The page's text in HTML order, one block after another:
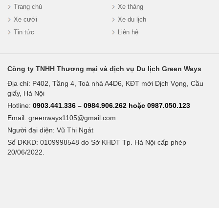
Trang chủ
Xe tháng
Xe cưới
Xe du lịch
Tin tức
Liên hệ
Công ty TNHH Thương mại và dịch vụ Du lịch Green Ways
Địa chỉ: P402, Tầng 4, Toà nhà A4D6, KĐT mới Dịch Vọng, Cầu
giấy, Hà Nội
Hotline: 0903.441.336 – 0984.906.262 hoặc 0987.050.123
Email: greenways1105@gmail.com
Người đại diện: Vũ Thị Ngát
Số ĐKKD: 0109998548 do Sở KHĐT Tp. Hà Nội cấp phép
20/06/2022.